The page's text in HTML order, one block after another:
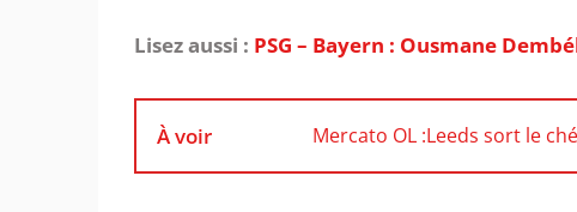
Lisez aussi : PSG – Bayern : Ousmane
À voir Mercato OL :Leeds sort le